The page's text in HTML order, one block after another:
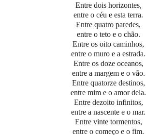
Entre dois horizontes,
entre o céu e esta terra.
Entre quatro paredes,
entre o teto e o chão.
Entre os oito caminhos,
entre o muro e a estrada.
Entre os doze oceanos,
entre a margem e o vão.
Entre quatorze destinos,
entre mim e o amor dela.
Entre dezoito infinitos,
entre a nascente e o mar.
Entre vinte tormentos,
entre o começo e o fim.